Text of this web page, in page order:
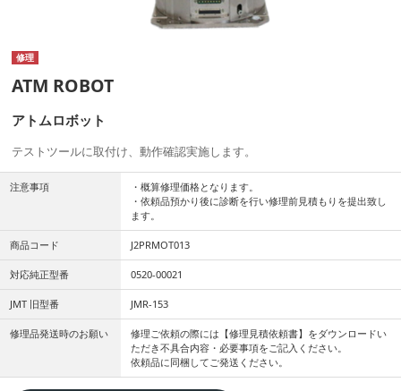
修理
ATM ROBOT
アトムロボット
テストツールに取付け、動作確認実施します。
注意事項
・概算修理価格となります。
・依頼品預かり後に診断を行い修理前見積もりを提出致し
ます。
商品コード J2PRMOT013
対応純正型番 0520-00021
JMT 旧型番 JMR-153
修理品発送時のお願い
修理ご依頼の際には【修理見積依頼書】をダウンロードい
ただき不具合内容・必要事項をご記入ください。
依頼品に同梱してご発送ください。